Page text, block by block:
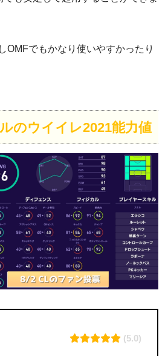
OMFでもかなり使いやすかったり
のウイイレ2021能力値
(5.0)